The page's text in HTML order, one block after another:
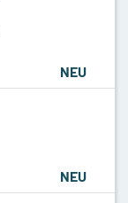
NEU
NEU